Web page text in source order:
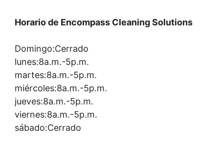
Horario de Encompass Cleaning Solutions
Domingo:Cerrado
lunes:8a.m.-5p.m.
martes:8a.m.-5p.m.
miércoles:8a.m.-5p.m.
jueves:8a.m.-5p.m.
viernes:8a.m.-5p.m.
sábado:Cerrado